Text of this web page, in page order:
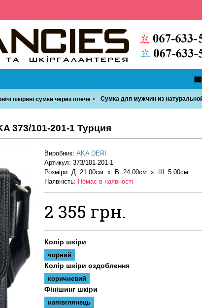
шкіряні сумки через плече Сумка для мужчин из
373/101-201-1 Турция
Виробник: AKA DERI
Артикул: 373/101-201-1
Розміри: Д: 21.00см х В: 24.00см x Ш: 5.00см
Наявність: Немає в наявності
2 355 грн.
Колір шкіри
чорний
Колір шкіри оздоблення
коричневий
Фінішинг шкіри
напівглянець